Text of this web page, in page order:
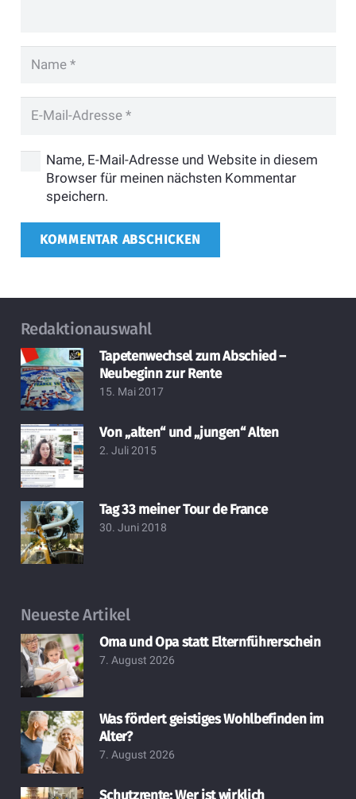
Name, E-Mail-Adresse und Website in diesem
Browser für meinen nächsten Kommentar
speichern.
KOMMENTAR ABSCHICKEN
Redaktionauswahl
Tapetenwechsel zum Abschied –
Neubeginn zur Rente
15. Mai 2017
Von „alten“ und „jungen“ Alten
2. Juli 2015
Tag 33 meiner Tour de France
30. Juni 2018
Neueste Artikel
Oma und Opa statt Elternführerschein
7. August 2026
Was fördert geistiges Wohlbefinden im
Alter?
7. August 2026
Schutzrente: Wer ist wirklich